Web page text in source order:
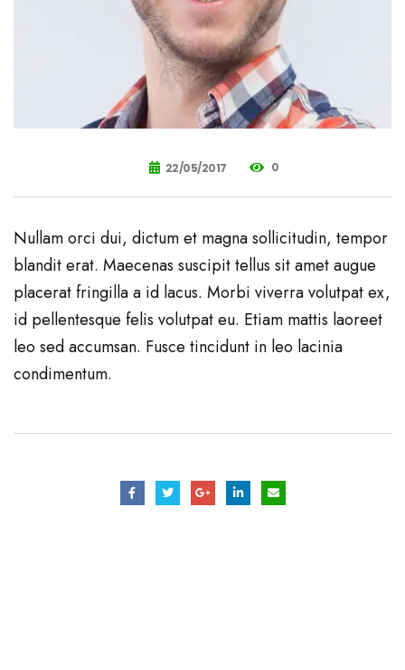
22/05/2017 0
Nullam orci dui, dictum et magna sollicitudin, tempor
blandit erat. Maecenas suscipit tellus sit amet augue
placerat fringilla a id lacus. Morbi viverra volutpat ex,
id pellentesque felis volutpat eu. Etiam mattis laoreet
leo sed accumsan. Fusce tincidunt in leo lacinia
condimentum.